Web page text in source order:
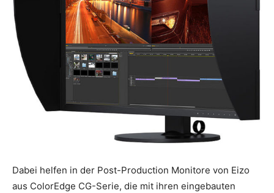
Dabei helfen in der Post-Production Monitore von Eizo
aus ColorEdge CG-Serie, die mit ihren eingebauten